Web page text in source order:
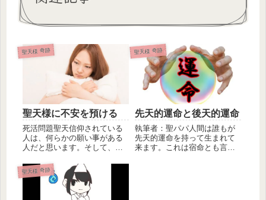
聖天様 奇跡
聖天様に不安を預ける
死活問題聖天信仰されている
人は、何らかの願い事がある
人だと思います。そして、願
う不安が...
聖天様 奇跡
先天的運命と後天的運命
執筆者：聖パパ人間は誰もが
先天的運命を持って生まれて
来ます。これは宿命とも言
聖天様 奇跡